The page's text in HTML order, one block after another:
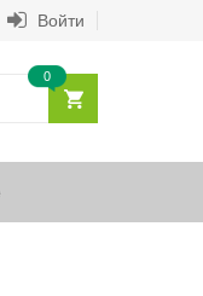
Войти
0